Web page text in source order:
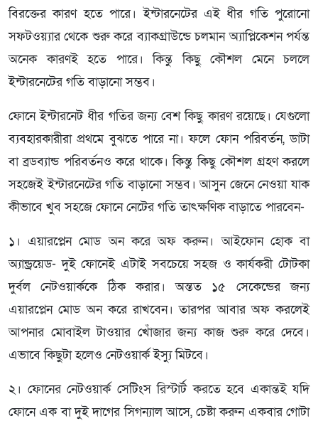
বিরক্তের কারণ হতে পারে। ইন্টারনেটের এই ধীর গতি পুরোনো
সফটওয়্যার থেকে শুরু করে ব্যাকগ্রাউন্ডে চলমান অ্যাপ্লিকেশন পর্যন্ত
অনেক কারণই হতে পারে। কিন্তু কিছু কৌশল মেনে চললে
ইন্টারনেটের গতি বাড়ানো সম্ভব।
ফোনে ইন্টারনেট ধীর গতির জন্য বেশ কিছু কারণ রয়েছে। যেগুলো
ব্যবহারকারীরা প্রথমে বুঝতে পারে না। ফলে ফোন পরিবর্তন, ডাটা
বা ব্রডব্যান্ড পরিবর্তনও করে থাকে। কিন্তু কিছু কৌশল গ্রহণ করলে
সহজেই ইন্টারনেটের গতি বাড়ানো সম্ভব। আসুন জেনে নেওয়া যাক
কীভাবে খুব সহজে ফোনে নেটের গতি তাৎক্ষণিক বাড়াতে পারবেন-
১। এয়ারপ্লেন মোড অন করে অফ করুন। আইফোন হোক বা
অ্যান্ড্রয়েড- দুই ফোনেই এটাই সবচেয়ে সহজ ও কার্যকরী টোটকা
দুর্বল নেটওয়ার্ককে ঠিক করার। অন্তত ১৫ সেকেন্ডের জন্য
এয়ারপ্লেন মোড অন করে রাখবেন। তারপর আবার অফ করলেই
আপনার মোবাইল টাওয়ার খোঁজার জন্য কাজ শুরু করে দেবে।
এভাবে কিছুটা হলেও নেটওয়ার্ক ইস্যু মিটবে।
২। ফোনের নেটওয়ার্ক সেটিংস রিস্টার্ট করতে হবে একান্তই যদি
ফোনে এক বা দুই দাগের সিগন্যাল আসে, চেষ্টা করুন একবার গোটা